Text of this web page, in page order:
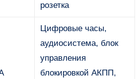
розетка
Цифровые часы,
аудиосистема, блок
управления
блокировкой АКПП,